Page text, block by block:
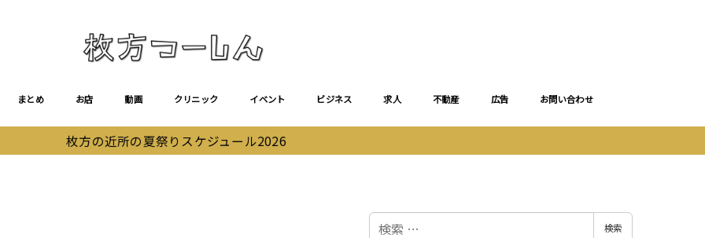
まとめ お店 動画 クリニック イベント ビジネス 求人 不動産 広告 お問い合わせ
枚方の近所の夏祭りスケジュール2026
検
検索